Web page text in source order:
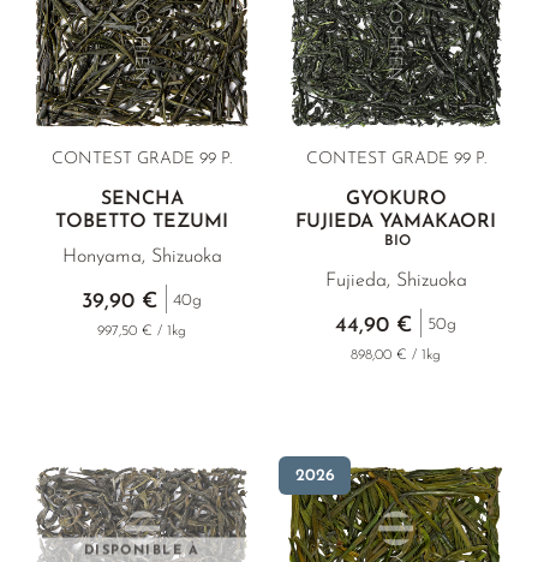
CONTEST GRADE 99 P.
SENCHA
TOBETTO TEZUMI
Honyama, Shizuoka
39,90 € 40g
997,50 € / 1kg
CONTEST GRADE 99 P.
GYOKURO
FUJIEDA YAMAKAORI
BIO
Fujieda, Shizuoka
44,90 € 50g
898,00 € / 1kg
DISPONIBLE À
2026